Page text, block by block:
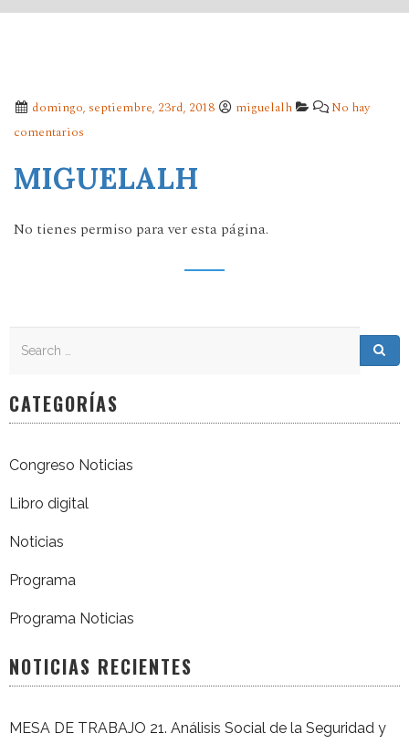
domingo, septiembre, 23rd, 2018 miguelalh
No hay
comentarios
MIGUELALH
No tienes permiso para ver esta página.
CATEGORÍAS
Congreso Noticias
Libro digital
Noticias
Programa
Programa Noticias
NOTICIAS RECIENTES
MESA DE TRABAJO 21. Análisis Social de la Seguridad y